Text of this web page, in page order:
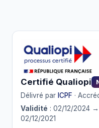
Certifié Qualiopi
Délivré par ICPF ·
Validité : 02/12/2024 →
02/12/2021